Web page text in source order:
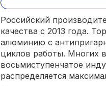
Российский
качества с 2013 года.
алюминию с
циклов работы. Многих
восьмиступенчатое
распределяется